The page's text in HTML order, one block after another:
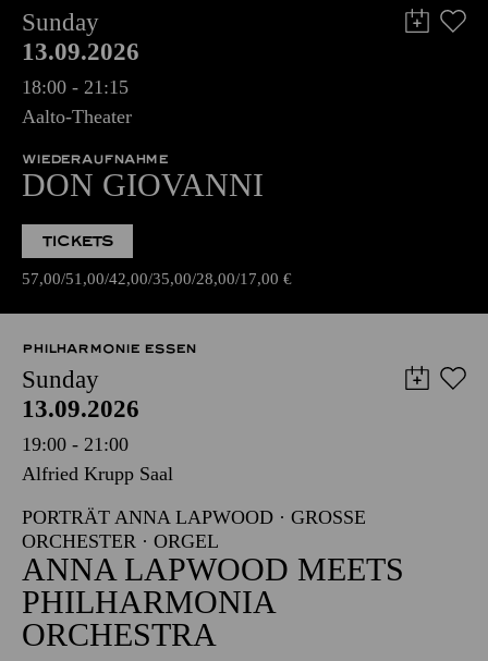
Sunday
13.09.2026
18:00 - 21:15
Aalto-Theater
WIEDERAUFNAHME
DON GIOVANNI
TICKETS
57,00 51,00 42,00 35,00 28,00 17,00 €
PHILHARMONIE ESSEN
Sunday
13.09.2026
19:00 - 21:00
Alfried Krupp Saal
PORTRÄT ANNA LAPWOOD · GROSSE O
RCHESTER · ORGEL
ANNA LAPWOOD MEETS
PHILHARMONIA
ORCHESTRA